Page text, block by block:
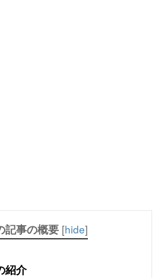
記事の概要 [hide]
紹介